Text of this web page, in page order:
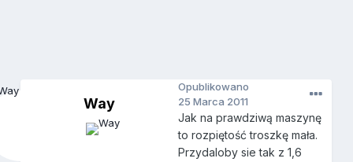
Way
Opublikowano
25 Marca 2011
Jak na prawdziwą maszynę
to rozpiętość troszkę mała.
Przydaloby sie tak z 1,6